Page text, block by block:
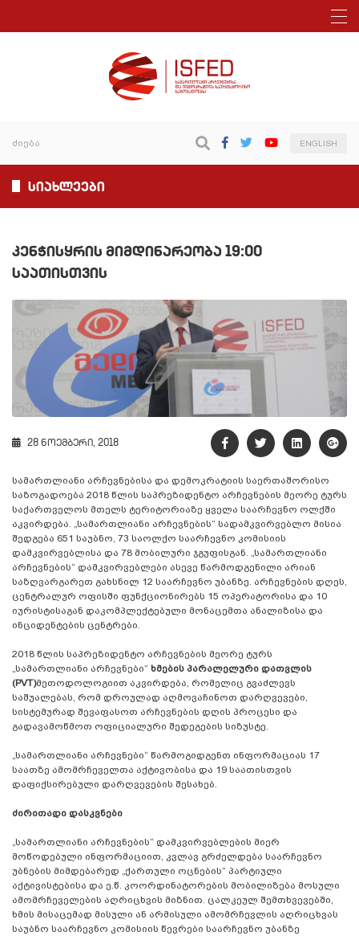
ENGLISH
სიახლეები
კენჭისყრის მიმდინარეობა 19:00
საათისთვის
28 ნოემბერი, 2018
სამართლიანი არჩევნებისა და დემოკრატიის საერთაშორისო
საზოგადოება 2018 წლის საპრეზიდენტო არჩევნების მეორე ტურს
საქართველოს მთელს ტერიტორიაზე ყველა საარჩევნო ოლქში
აკვირდება. „სამართლიანი არჩევნების“ სადამკვირვებლო მისია
შედგება 651 საუბნო, 73 საოლქო საარჩევნო კომისიის
დამკვირვებლისა და 78 მობილური ჯგუფისგან. „სამართლიანი
არჩევნების“ დამკვირვებლები ასევე წარმოდგენილი არიან
საზღვარგარეთ გახსნილ 12 საარჩევნო უბანზე. არჩევნების დღეს,
ცენტრალურ ოფისში ფუნქციონირებს 15 ოპერატორისა და 10
იურისტისაგან დაკომპლექტებული მონაცემთა ანალიზისა და
ინციდენტების ცენტრები.
2018 წლის საპრეზიდენტო არჩევნების მეორე ტურს
„სამართლიანი არჩევნები“ ხმების პარალელური დათვლის
(PVT)მეთოდოლოგიით აკვირდება, რომელიც გვაძლევს
საშუალებას, რომ დროულად აღმოვაჩინოთ დარღვევები,
სისტემურად შევაფასოთ არჩევნების დღის პროცესი და
გადავამოწმოთ ოფიციალური შედეგების სიზუსტე.
„სამართლიანი არჩევნები“ წარმოგიდგენთ ინფორმაციას 17
საათზე ამომრჩეველთა აქტივობისა და 19 საათისთვის
დაფიქსირებული დარღვევების შესახებ.
ძირითადი დასკვნები
„სამართლიანი არჩევნების“ დამკვირვებლების მიერ
მოწოდებული ინფორმაციით, კვლავ გრძელდება საარჩევნო
უბნების მიმდებარედ „ქართული ოცნების“ პარტიული
აქტივისტებისა და ე.წ. კოორდინატორების მობილიზება მოსული
ამომრჩეველების აღრიცხვის მიზნით. ცალკეულ შემთხვევებში,
ხმის მისაცემად მისული ან არმისული ამომრჩევლის აღრიცხვას
საუბნო საარჩევნო კომისიის წევრები საარჩევნო უბანზე